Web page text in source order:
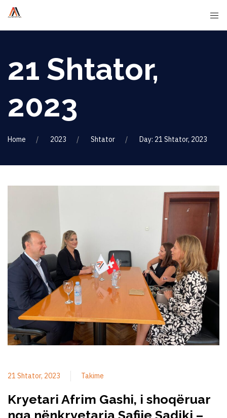
21 Shtator,
2023
Home 2023 Shtator Day: 21 Shtator, 2023
21 Shtator, 2023 Takime
Kryetari Afrim Gashi, i shoqëruar
nga nënkryetarja Safije Sadiki –